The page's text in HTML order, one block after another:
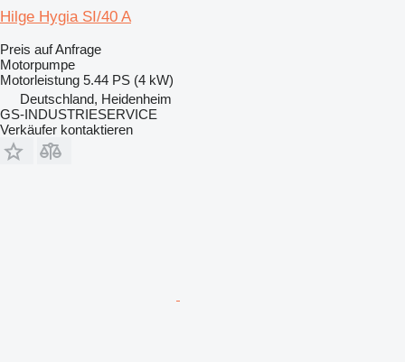
Hilge Hygia SI/40 A
Preis auf Anfrage
Motorpumpe
Motorleistung 5.44 PS (4 kW)
Deutschland, Heidenheim
GS-INDUSTRIESERVICE
Verkäufer kontaktieren